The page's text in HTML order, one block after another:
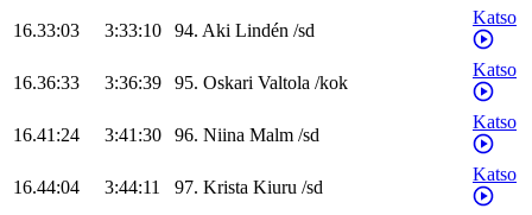
16.33:03 3:33:10 94. Aki Lindén /sd
Katso
16.36:33 3:36:39 95. Oskari Valtola /kok
Katso
16.41:24 3:41:30 96. Niina Malm /sd
Katso
16.44:04 3:44:11 97. Krista Kiuru /sd
Katso